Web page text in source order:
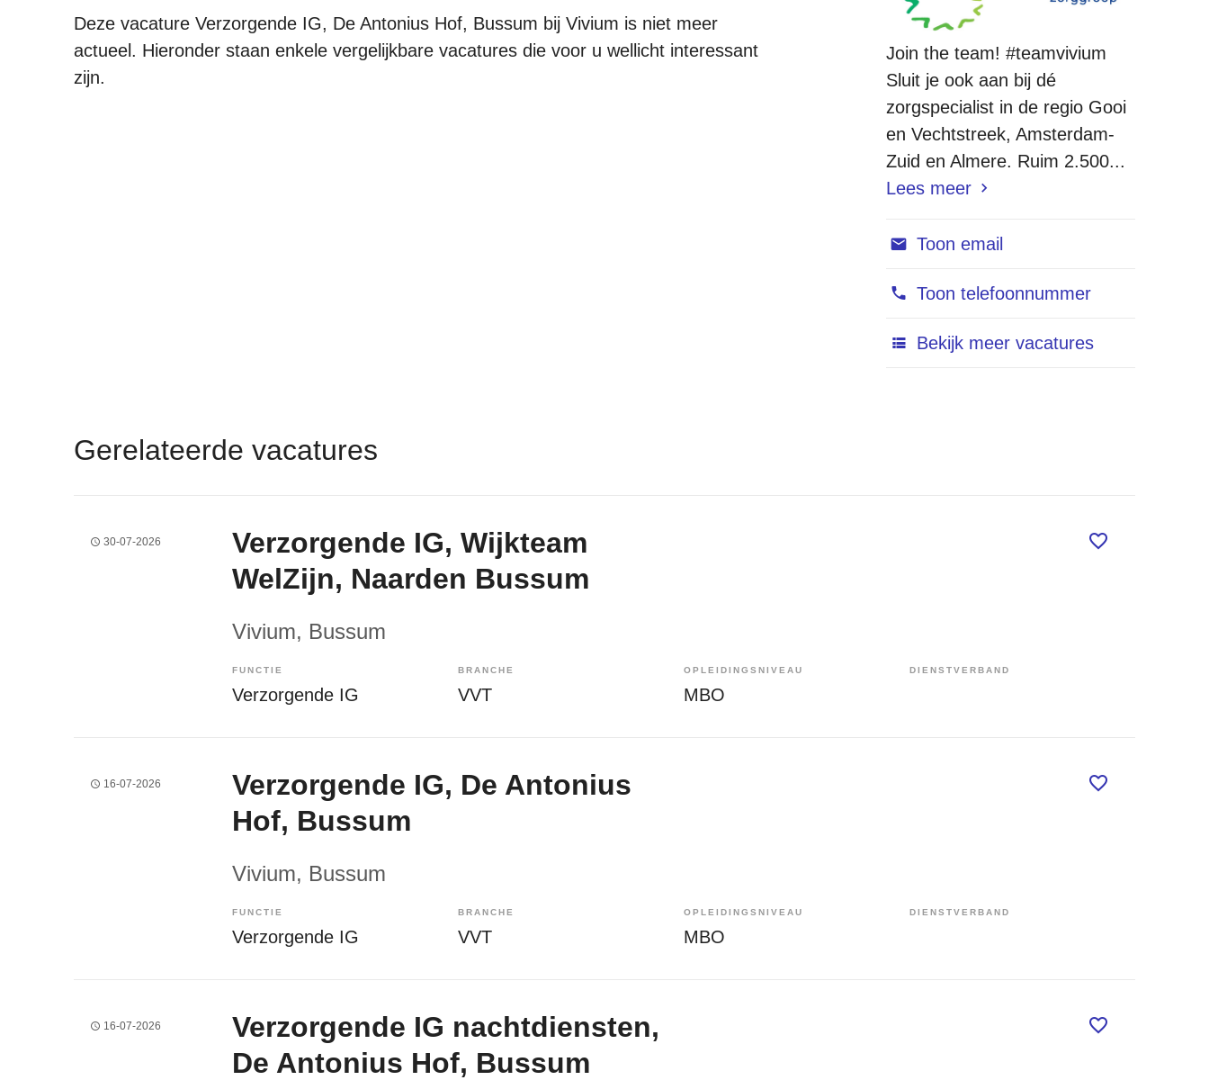
Deze vacature Verzorgende IG, De Antonius Hof, Bussum bij Vivium is niet meer
actueel. Hieronder staan enkele vergelijkbare vacatures die voor u wellicht interessant
zijn.
Join the team! #teamvivium
Sluit je ook aan bij dé
zorgspecialist in de regio Gooi
en Vechtstreek, Amsterdam-
Zuid en Almere. Ruim 2.500...
Lees meer
Toon email
Toon telefoonnummer
Bekijk meer vacatures
Gerelateerde vacatures
30-07-2026
Verzorgende IG, Wijkteam
WelZijn, Naarden Bussum
Vivium, Bussum
FUNCTIE
Verzorgende IG
BRANCHE
VVT
OPLEIDINGSNIVEAU
MBO
DIENSTVERBAND
16-07-2026
Verzorgende IG, De Antonius
Hof, Bussum
Vivium, Bussum
FUNCTIE
Verzorgende IG
BRANCHE
VVT
OPLEIDINGSNIVEAU
MBO
DIENSTVERBAND
16-07-2026
Verzorgende IG nachtdiensten,
De Antonius Hof, Bussum